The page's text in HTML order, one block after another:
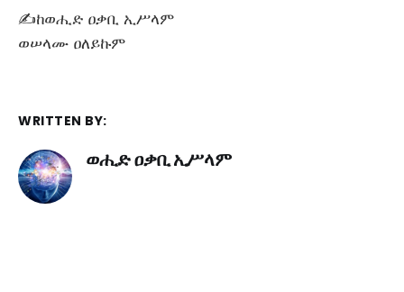
✍ከወሒድ ዐቃቢ ኢሥላም
ወሠላሙ ዐለይኩም
WRITTEN BY:
ወሒድ ዐቃቢ ኢሥላም